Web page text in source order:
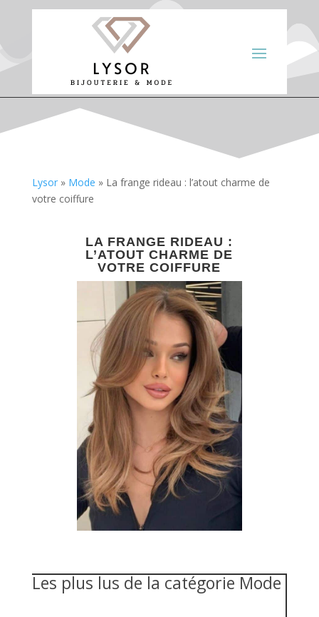
Lysor» Mode » La frange rideau : l’atout charme de
votre coiffure
LA FRANGE RIDEAU :
L’ATOUT CHARME DE
VOTRE COIFFURE
Les plus lus de la catégorie Mode